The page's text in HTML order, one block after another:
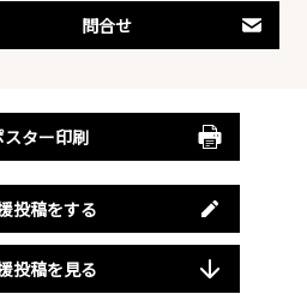
問合せ
スター印刷
投稿をする
投稿を見る